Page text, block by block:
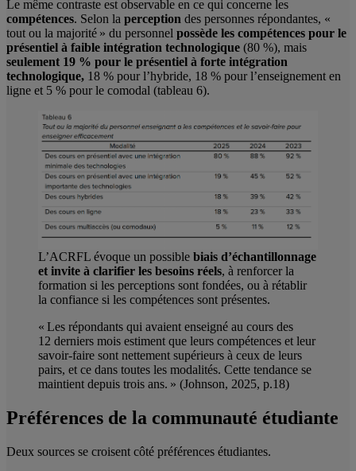
Le même contraste est observable en ce qui concerne les
compétences. Selon la perception des personnes répondantes, «
tout ou la majorité » du personnel possède les compétences pour le
présentiel à faible intégration technologique (80 %), mais
seulement 19 % pour le présentiel à forte intégration
technologique, 18 % pour l’hybride, 18 % pour l’enseignement en
ligne et 5 % pour le comodal (tableau 6).
L’ACRFL évoque un possible biais d’échantillonnage
et invite à clarifier les besoins réels, à renforcer la
formation si les perceptions sont fondées, ou à rétablir
la confiance si les compétences sont présentes.
« Les répondants qui avaient enseigné au cours des
12 derniers mois estiment que leurs compétences et leur
savoir-faire sont nettement supérieurs à ceux de leurs
pairs, et ce dans toutes les modalités. Cette tendance se
maintient depuis trois ans. » (Johnson, 2025, p.18)
Préférences de la communauté étudiante
Deux sources se croisent côté préférences étudiantes.